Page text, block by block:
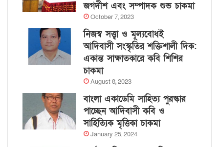
জগদীশ এবং সম্পাদক শুভ চাকমা
October 7, 2023
নিজস্ব সত্ত্বা ও মূল্যবোধই
আদিবাসী সংস্কৃতির শক্তিশালী দিক:
একান্ত সাক্ষাতকারে কবি শিশির
চাকমা
August 8, 2023
বাংলা একাডেমি সাহিত্য পুরস্কার
পাচ্ছেন আদিবাসী কবি ও
সাহিত্যিক মৃত্তিকা চাকমা
January 25, 2024